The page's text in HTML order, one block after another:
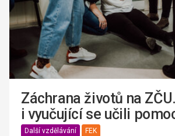
Záchrana životů na
i vyučující se učili
Další vzdělávání FEK